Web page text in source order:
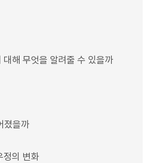
해 무엇을 알려줄 수 있을까
졌을까
정의 변화